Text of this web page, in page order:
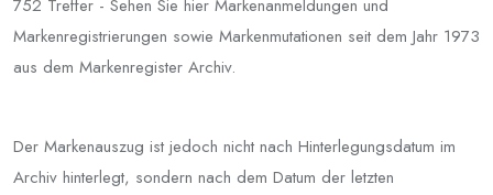
752 Treffer - Sehen Sie hier Markenanmeldungen und
Markenregistrierungen sowie Markenmutationen seit dem Jahr 1973
aus dem Markenregister Archiv.
Der Markenauszug ist jedoch nicht nach Hinterlegungsdatum im
Archiv hinterlegt, sondern nach dem Datum der letzten